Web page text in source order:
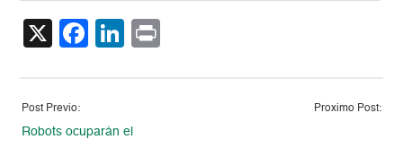
X Facebook
LinkedIn
Post Previo:
Robots ocuparán el
Proximo Post: